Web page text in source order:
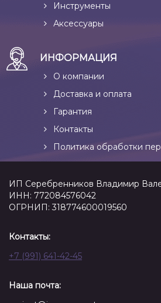
Инструменты
Аксессуары
ИНФОРМАЦИЯ
О компании
Доставка и оплата
Гарантия
Контакты
Политика обработки
ИП Серебренников Владимир
ИНН: 772084576042
ОГРНИП: 318774600019560
Контакты:
+7 (991) 641-42-45
Наша почта: